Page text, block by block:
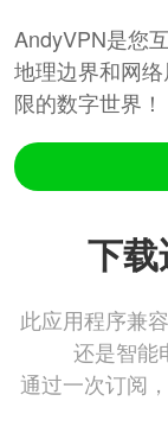
AndyVPN是您
地理边界和网
限的数字世界！
下
此应用程序兼
还是智能
通过一次订阅